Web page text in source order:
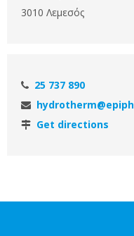
3010 Λεμεσός
25 737 890
Get directions